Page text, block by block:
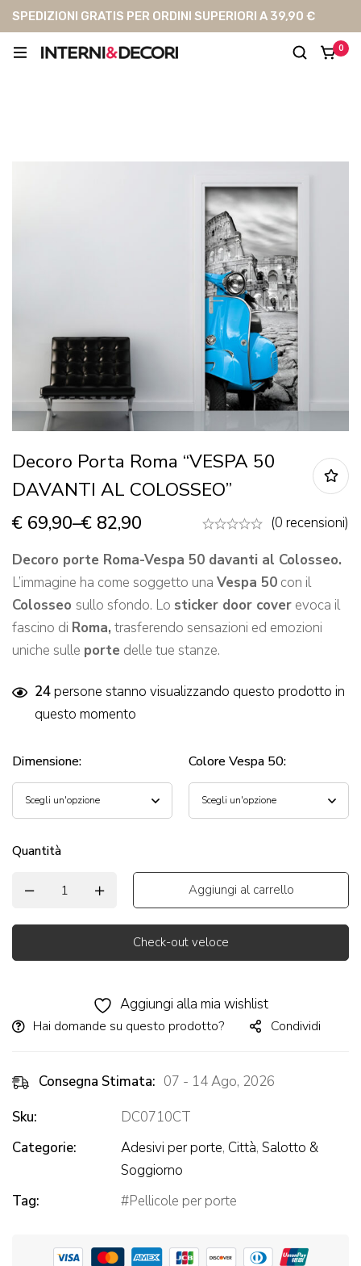
SPEDIZIONI GRATIS PER ORDINI SUPERIORI A 39,90 €
0
Decoro Porta Roma “VESPA 50
DAVANTI AL COLOSSEO”
€ 69,90–€ 82,90
(0 recensioni)
Decoro porte Roma-Vespa 50 davanti al Colosseo.
L’immagine ha come soggetto una Vespa 50 con il
Colosseo sullo sfondo. Lo sticker door cover evoca il
fascino di Roma, trasferendo sensazioni ed emozioni
uniche sulle porte delle tue stanze.
24persone stanno visualizzando questo prodotto in
questo momento
Dimensione: Colore Vespa 50:
Quantità
Aggiungi al carrello
Check-out veloce
Aggiungi alla mia wishlist
Hai domande su questo prodotto? Condividi
Consegna Stimata: 07 - 14 Ago, 2026
Sku:
DC0710CT
Categorie:
Adesivi per porte, Città, Salotto &
Soggiorno
Tag:
Pellicole per porte